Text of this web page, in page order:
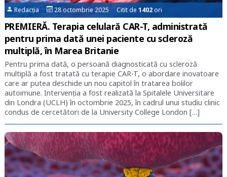
Redacția 28 octombrie 2025 Citit de1402ori
PREMIERĂ. Terapia celulară CAR-T, administrată
pentru prima dată unei paciente cu scleroză
multiplă, în Marea Britanie
Pentru prima dată, o persoană diagnosticată cu scleroză
multiplă a fost tratată cu terapie CAR-T, o abordare inovatoare
care ar putea deschide un nou capitol în tratarea bolilor
autoimune. Intervenția a fost realizată la Spitalele Universitare
din Londra (UCLH) în octombrie 2025, în cadrul unui studiu clinic
condus de cercetători de la University College London […]